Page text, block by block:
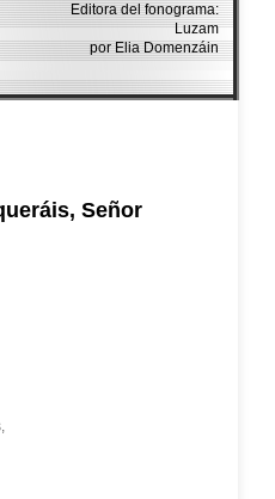
Editora del fonograma:
Luzam
por Elia Domenzáin
Señor